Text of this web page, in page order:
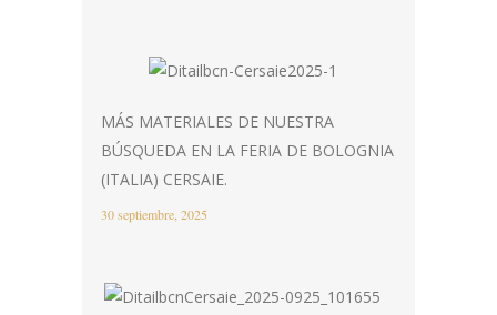
MÁS MATERIALES DE NUESTRA
BÚSQUEDA EN LA FERIA DE BOLOGNIA
(ITALIA) CERSAIE.
30 septiembre, 2025